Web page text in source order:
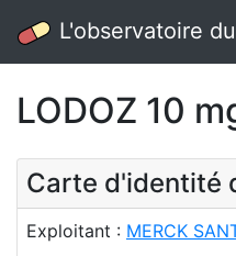
L'observatoire
LODOZ 10
Carte d'identité
Exploitant : MERCK